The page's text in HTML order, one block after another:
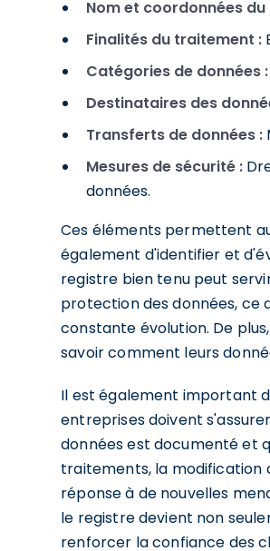
Nom et coordonnées
Finalités du traitement :
Catégories de données :
Destinataires des
Transferts de données :
Mesures de sécurité :
données.
Ces éléments permettent
également d'identifier et
registre bien tenu peut
protection des données, ce
constante évolution. De
savoir comment leurs
Il est également important
entreprises doivent
données est documenté et
traitements, la modification
réponse à de nouvelles
le registre devient non
renforcer la confiance des